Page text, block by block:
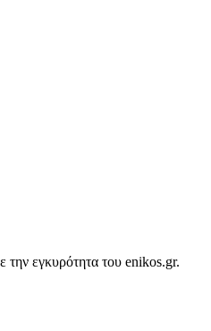
την εγκυρότητα του enikos.gr.